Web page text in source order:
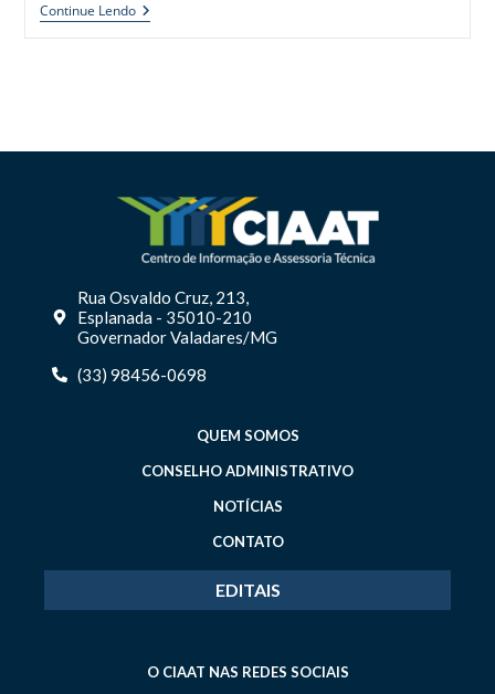
Continue Lendo
Rua Osvaldo Cruz, 213,
Esplanada - 35010-210
Governador Valadares/MG
(33) 98456-0698
QUEM SOMOS
CONSELHO ADMINISTRATIVO
NOTÍCIAS
CONTATO
EDITAIS
O CIAAT NAS REDES SOCIAIS